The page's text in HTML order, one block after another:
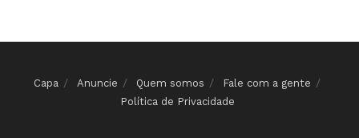
Capa Anuncie Quem somos
Fale com a gente
Política de Privacidade